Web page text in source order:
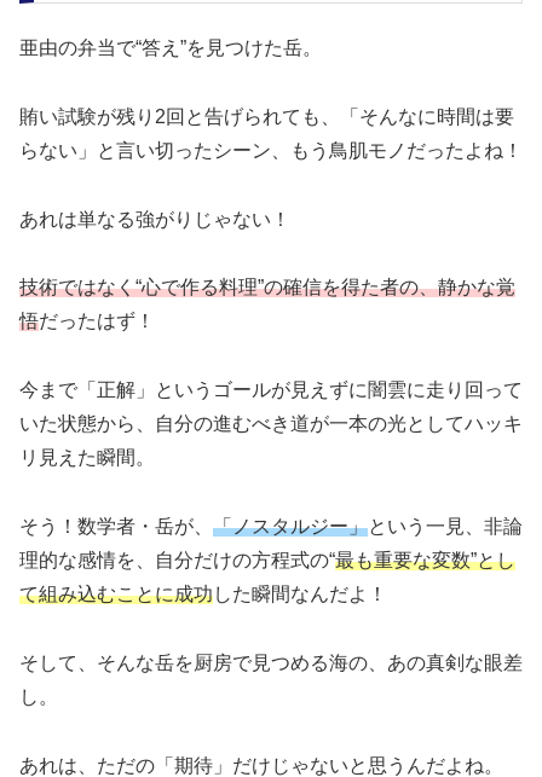
亜由の弁当で“答え”を見つけた岳。
賄い試験が残り2回と告げられても、「そんなに時間は要
らない」と言い切ったシーン、もう鳥肌モノだったよね！
あれは単なる強がりじゃない！
技術ではなく“心で作る料理”の確信を得た者の、静かな覚
悟だったはず！
今まで「正解」というゴールが見えずに闇雲に走り回って
いた状態から、自分の進むべき道が一本の光としてハッキ
リ見えた瞬間。
そう！数学者・岳が、 「ノスタルジー」という一見、非論
理的な感情を、自分だけの方程式の“最も重要な変数”とし
て組み込むことに成功した瞬間なんだよ！
そして、そんな岳を厨房で見つめる海の、あの真剣な眼差
し。
あれは、ただの「期待」だけじゃないと思うんだよね。